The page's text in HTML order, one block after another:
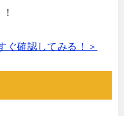
ぐ確認してみる！＞